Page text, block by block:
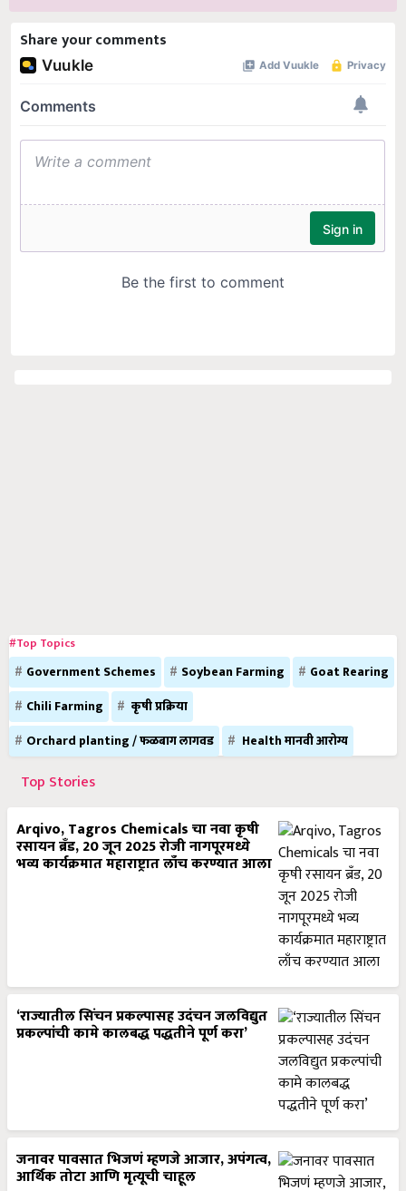
Share your comments
#Top Topics
Government Schemes Soybean Farming
Goat Rearing
Chili Farming
कृषी प्रक्रिया
Orchard planting / फळबाग लागवड
Health मानवी आरोग्य
Top Stories
Arqivo, Tagros Chemicals चा नवा कृषी
रसायन ब्रँड, 20 जून 2025 रोजी नागपूरमध्ये
भव्य कार्यक्रमात महाराष्ट्रात लाँच करण्यात आला
‘राज्यातील सिंचन प्रकल्पासह उदंचन जलविद्युत
प्रकल्पांची कामे कालबद्ध पद्धतीने पूर्ण करा’
जनावर पावसात भिजणं म्हणजे आजार, अपंगत्व,
आर्थिक तोटा आणि मृत्यूची चाहूल